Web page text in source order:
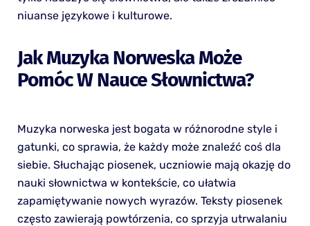
niuanse językowe i kulturowe.
Jak Muzyka Norweska Może
Pomóc W Nauce Słownictwa?
Muzyka norweska jest bogata w różnorodne style i
gatunki, co sprawia, że każdy może znaleźć coś dla
siebie. Słuchając piosenek, uczniowie mają okazję do
nauki słownictwa w kontekście, co ułatwia
zapamiętywanie nowych wyrazów. Teksty piosenek
często zawierają powtórzenia, co sprzyja utrwalaniu